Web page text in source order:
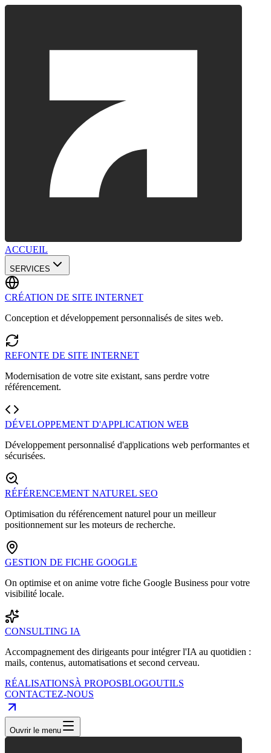
ACCUEIL
SERVICES
CRÉATION DE SITE INTERNET
Conception et développement personnalisés de sites web.
REFONTE DE SITE INTERNET
Modernisation de votre site existant, sans perdre votre
référencement.
DÉVELOPPEMENT D'APPLICATION WEB
Développement personnalisé d'applications web performantes et
sécurisées.
RÉFÉRENCEMENT NATUREL SEO
Optimisation du référencement naturel pour un meilleur
positionnement sur les moteurs de recherche.
GESTION DE FICHE GOOGLE
On optimise et on anime votre fiche Google Business pour votre
visibilité locale.
CONSULTING IA
Accompagnement des dirigeants pour intégrer l'IA au quotidien :
mails, contenus, automatisations et second cerveau.
RÉALISATIONSÀ PROPOSBLOGOUTILS
CONTACTEZ-NOUS
Ouvrir le menu